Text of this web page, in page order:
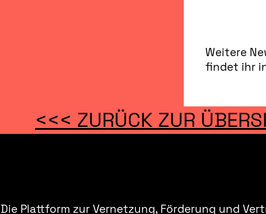
Weitere
findet ihr
<<< ZURÜCK ZUR
Die Plattform zur Vernetzung, Förderung und